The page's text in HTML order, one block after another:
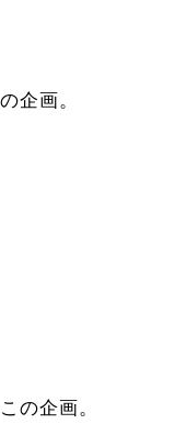
企画。
の企画。